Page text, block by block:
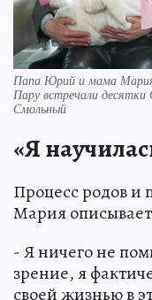
Папа Юрий и мама Мария
Пару встречали
Смольный
«Я
Процесс родов и
Мария
- Я ничего не
зрение, я
своей жизнью в